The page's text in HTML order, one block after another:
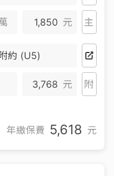
1,850 元 主
約 (U5)
3,768 元 附
年繳保費 5,618 元